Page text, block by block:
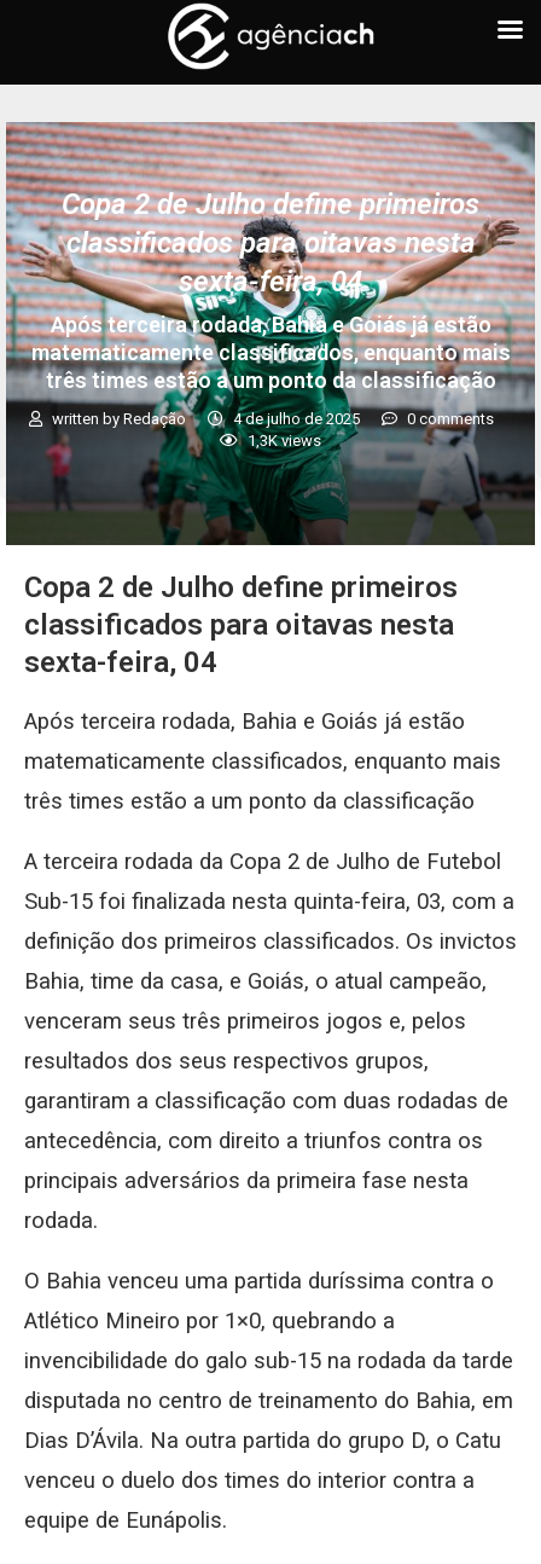
Copa 2 de Julho define primeiros
classificados para oitavas nesta
sexta-feira, 04
Após terceira rodada, Bahia e Goiás já estão
matematicamente classificados, enquanto mais
três times estão a um ponto da classificação
written by Redação 4 de julho de 2025
0 comments
1,3Kviews
Copa 2 de Julho define primeiros
classificados para oitavas nesta
sexta-feira, 04
Após terceira rodada, Bahia e Goiás já estão
matematicamente classificados, enquanto mais
três times estão a um ponto da classificação
A terceira rodada da Copa 2 de Julho de Futebol
Sub-15 foi finalizada nesta quinta-feira, 03, com a
definição dos primeiros classificados. Os invictos
Bahia, time da casa, e Goiás, o atual campeão,
venceram seus três primeiros jogos e, pelos
resultados dos seus respectivos grupos,
garantiram a classificação com duas rodadas de
antecedência, com direito a triunfos contra os
principais adversários da primeira fase nesta
rodada.
O Bahia venceu uma partida duríssima contra o
Atlético Mineiro por 1×0, quebrando a
invencibilidade do galo sub-15 na rodada da tarde
disputada no centro de treinamento do Bahia, em
Dias D’Ávila. Na outra partida do grupo D, o Catu
venceu o duelo dos times do interior contra a
equipe de Eunápolis.